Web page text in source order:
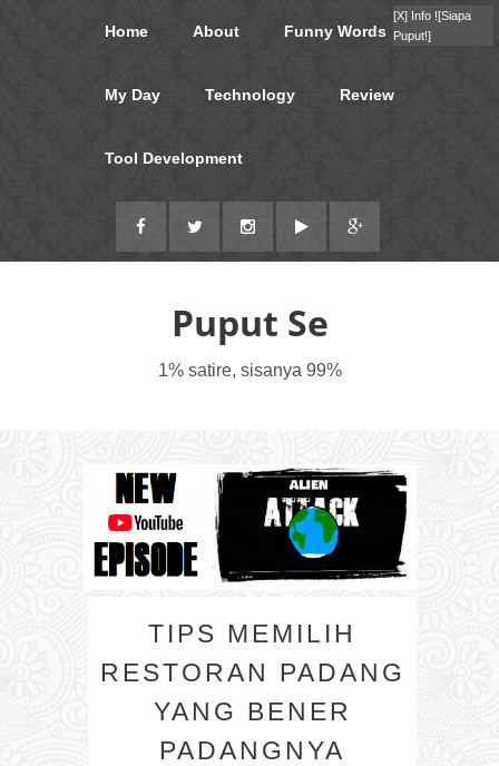
Home About Funny Words
My Day Technology Review
Tool Development
Puput Se
1% satire, sisanya 99%
TIPS MEMILIH
RESTORAN PADANG
YANG BENER
PADANGNYA
[X] Info ![Siapa
Puput!]